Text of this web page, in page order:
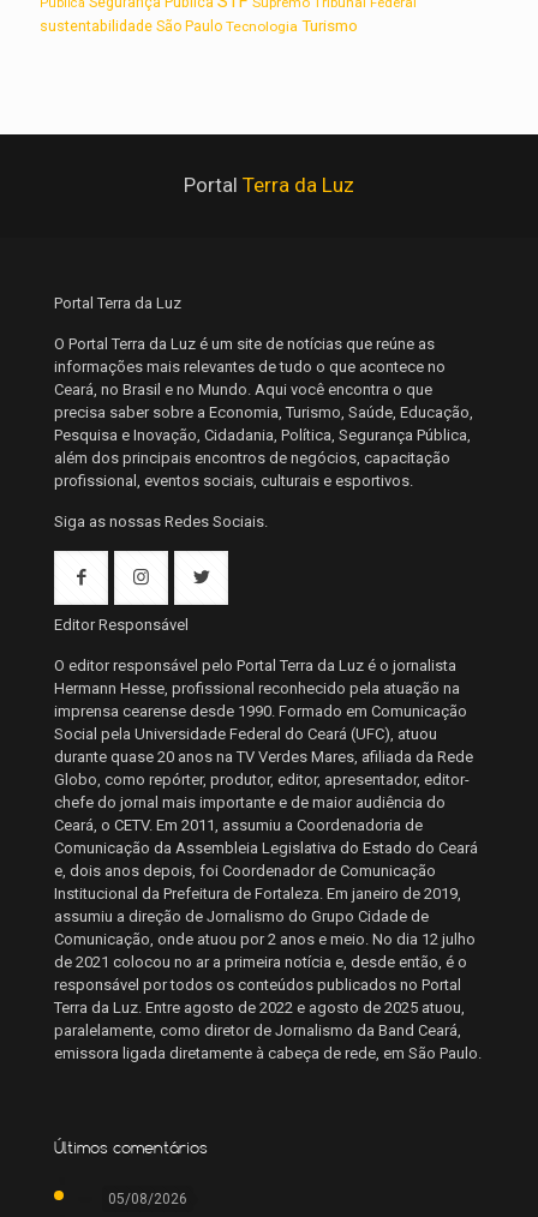
sustentabilidade São Paulo Tecnologia Turismo
Portal Terra da Luz
Portal Terra da Luz
O Portal Terra da Luz é um site de notícias que reúne as
informações mais relevantes de tudo o que acontece no
Ceará, no Brasil e no Mundo. Aqui você encontra o que
precisa saber sobre a Economia, Turismo, Saúde, Educação,
Pesquisa e Inovação, Cidadania, Política, Segurança Pública,
além dos principais encontros de negócios, capacitação
profissional, eventos sociais, culturais e esportivos.
Siga as nossas Redes Sociais.
Editor Responsável
O editor responsável pelo Portal Terra da Luz é o jornalista
Hermann Hesse, profissional reconhecido pela atuação na
imprensa cearense desde 1990. Formado em Comunicação
Social pela Universidade Federal do Ceará (UFC), atuou
durante quase 20 anos na TV Verdes Mares, afiliada da Rede
Globo, como repórter, produtor, editor, apresentador, editor-
chefe do jornal mais importante e de maior audiência do
Ceará, o CETV. Em 2011, assumiu a Coordenadoria de
Comunicação da Assembleia Legislativa do Estado do Ceará
e, dois anos depois, foi Coordenador de Comunicação
Institucional da Prefeitura de Fortaleza. Em janeiro de 2019,
assumiu a direção de Jornalismo do Grupo Cidade de
Comunicação, onde atuou por 2 anos e meio. No dia 12 julho
de 2021 colocou no ar a primeira notícia e, desde então, é o
responsável por todos os conteúdos publicados no Portal
Terra da Luz. Entre agosto de 2022 e agosto de 2025 atuou,
paralelamente, como diretor de Jornalismo da Band Ceará,
emissora ligada diretamente à cabeça de rede, em São Paulo.
Últimos comentários
05/08/2026